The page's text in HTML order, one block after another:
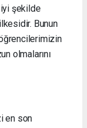
iyi şekilde
Bunun
olmalarını
en son